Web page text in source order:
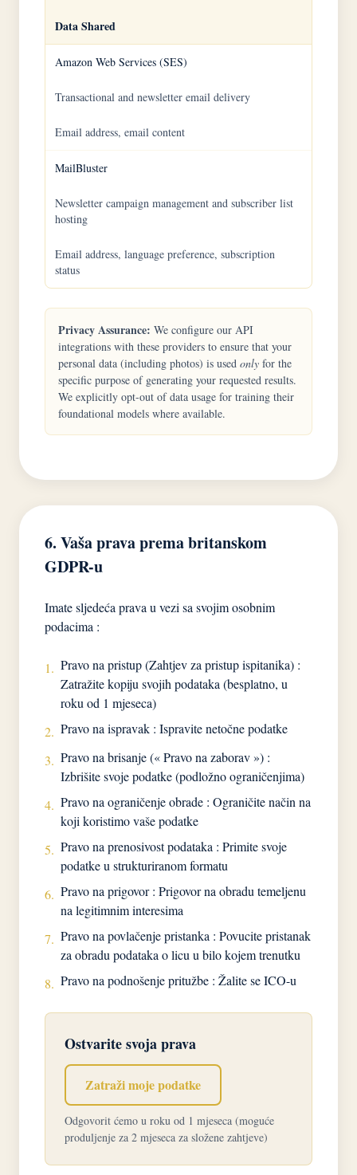
Data Shared
Amazon Web Services (SES)
Transactional and newsletter email delivery
Email address, email content
MailBluster
Newsletter campaign management and subscriber list
hosting
Email address, language preference, subscription
status
Privacy Assurance: We configure our API
integrations with these providers to ensure that your
personal data (including photos) is used only for the
specific purpose of generating your requested results.
We explicitly opt-out of data usage for training their
foundational models where available.
6. Vaša prava prema britanskom
GDPR-u
Imate sljedeća prava u vezi sa svojim osobnim
podacima :
1. Pravo na pristup (Zahtjev za pristup ispitanika) :
Zatražite kopiju svojih podataka (besplatno, u
roku od 1 mjeseca)
2. Pravo na ispravak : Ispravite netočne podatke
3. Pravo na brisanje (« Pravo na zaborav ») :
Izbrišite svoje podatke (podložno ograničenjima)
4. Pravo na ograničenje obrade : Ograničite način na
koji koristimo vaše podatke
5. Pravo na prenosivost podataka : Primite svoje
podatke u strukturiranom formatu
6. Pravo na prigovor : Prigovor na obradu temeljenu
na legitimnim interesima
7. Pravo na povlačenje pristanka : Povucite pristanak
za obradu podataka o licu u bilo kojem trenutku
8. Pravo na podnošenje pritužbe : Žalite se ICO-u
Ostvarite svoja prava
Zatraži moje podatke
Odgovorit ćemo u roku od 1 mjeseca (moguće
produljenje za 2 mjeseca za složene zahtjeve)